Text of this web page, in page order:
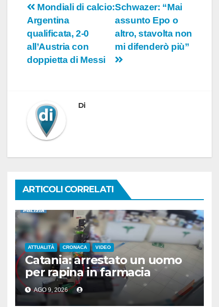
Navigazione
articoli
Schwazer: “Mai
assunto Epo o
altro, stavolta non
mi difenderò più”
Mondiali di calcio:
Argentina
qualificata, 2-0
all’Austria con
doppietta di Messi
Di
ARTICOLI CORRELATI
ATTUALITÀ CRONACA VIDEO
Catania: arrestato un uomo
per rapina in farmacia
AGO 9, 2026